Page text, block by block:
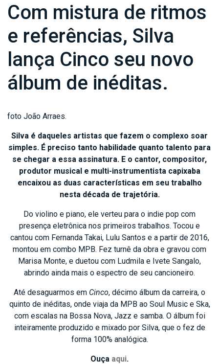
Com mistura de ritmos
e referências, Silva
lança Cinco seu novo
álbum de inéditas.
foto João Arraes.
Silva é daqueles artistas que fazem o complexo soar
simples. É preciso tanto habilidade quanto talento para
se chegar a essa assinatura. E o cantor, compositor,
produtor musical e multi-instrumentista capixaba
encaixou as duas características em seu trabalho
nesta década de trajetória.
Do violino e piano, ele verteu para o indie pop com
presença eletrônica nos primeiros trabalhos. Tocou e
cantou com Fernanda Takai, Lulu Santos e a partir de 2016,
montou em combo MPB. Fez turnê da obra e gravou com
Marisa Monte, e duetou com Ludmila e Ivete Sangalo,
abrindo ainda mais o espectro de seu cancioneiro.
Até desaguarmos em Cinco, décimo álbum da carreira, o
quinto de inéditas, onde viaja da MPB ao Soul Music e Ska,
com escalas na Bossa Nova, Jazz e samba. O álbum foi
inteiramente produzido e mixado por Silva, que o fez de
forma 100% analógica.
Ouça aqui.